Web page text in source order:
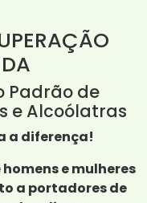
Padrão de
e Alcoólatras
a diferença!
e mulheres
a portadores de